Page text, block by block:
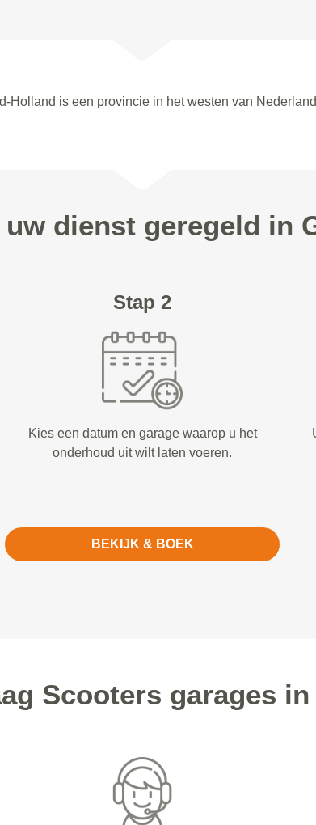
is een provincie in het westen van
uw dienst geregeld in
Stap 2
Kies een datum en garage waarop u het
onderhoud uit wilt laten voeren.
BEKIJK & BOEK
Scooters garages